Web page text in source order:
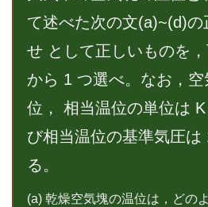
て述べた次の文(a)~(d)
せ として正しいものを
から 1 つ選べ。なお，
位， 相当温位の単位は
び相当温位の基準気圧は
る。
(a) 乾燥空気塊の温位は，どの